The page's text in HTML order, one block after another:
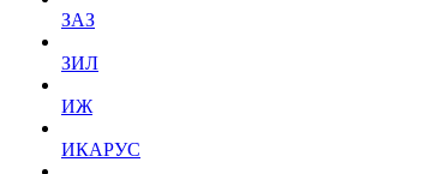
ЗАЗ
ЗИЛ
ИЖ
ИКАРУС